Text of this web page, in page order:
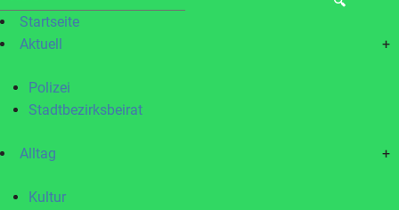
nach:Startseite
Aktuell
+
Polizei
Stadtbezirksbeirat
Alltag +
Kultur